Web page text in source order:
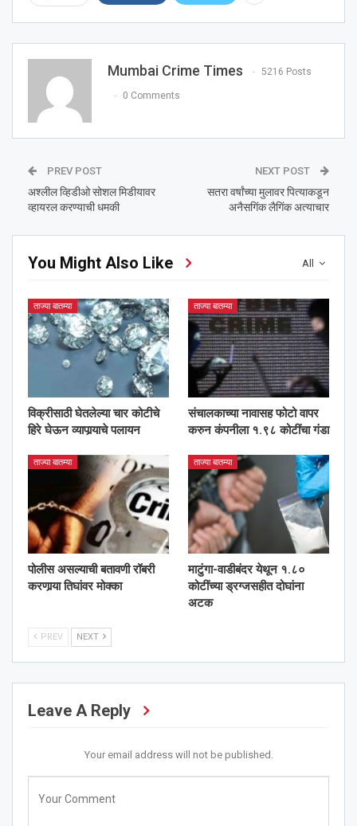
Mumbai Crime Times 5216 Posts
0 Comments
PREV POST
अश्‍लील व्हिडीओ सोशल मिडीयावर
व्हायरल करण्याची धमकी
NEXT POST
सतरा वर्षांच्या मुलावर पित्याकडून
अनैसगिंक लैगिंक अत्याचार
All
You Might Also Like
ताज्या बातम्या
विक्रीसाठी घेतलेल्या चार कोटीचे
हिरे घेऊन व्यापार्‍याचे पलायन
ताज्या बातम्या
संचालकाच्या नावासह फोटो वापर
करुन कंपनीला १.९८ कोटींचा गंडा
ताज्या बातम्या
पोलीस असल्याची बतावणी रॉबरी
करणार्‍या तिघांवर मोक्का
ताज्या बातम्या
माटुंगा-वाडीबंदर येथून १.८०
कोटींच्या ड्रग्जसहीत दोघांना
अटक
PREV NEXT
Leave A Reply
Your email address will not be published.